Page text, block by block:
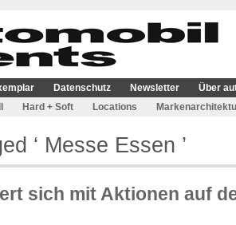
Datenschutz Newsletter
Über
Hard + Soft Locations
‘ Messe Essen ’
sich mit Aktionen auf